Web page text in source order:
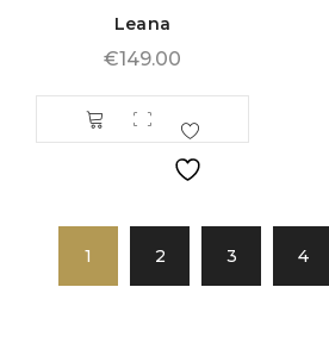
Leana
€149.00
1 2 3 4